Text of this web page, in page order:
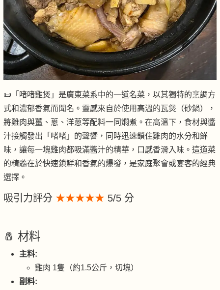
📜「啫啫雞煲」是廣東菜系中的一道名菜，以其獨特的烹調方
式和濃郁香氣而聞名。靈感來自於使用高溫的瓦煲（砂鍋），
將雞肉與薑、蔥、洋蔥等配料一同燜煮。在高溫下，食材與醬
汁接觸發出「啫啫」的聲響，同時迅速鎖住雞肉的水分和鮮
味，讓每一塊雞肉都吸滿醬汁的精華，口感香滑入味。這道菜
的精髓在於快速鎖鮮和香氣的爆發，是家庭聚會或宴客的經典
選擇。
吸引力評分 ★★★★★ 5/5 分
🧂 材料
主料:
雞肉 1隻（約1.5公斤，切塊）
副料: